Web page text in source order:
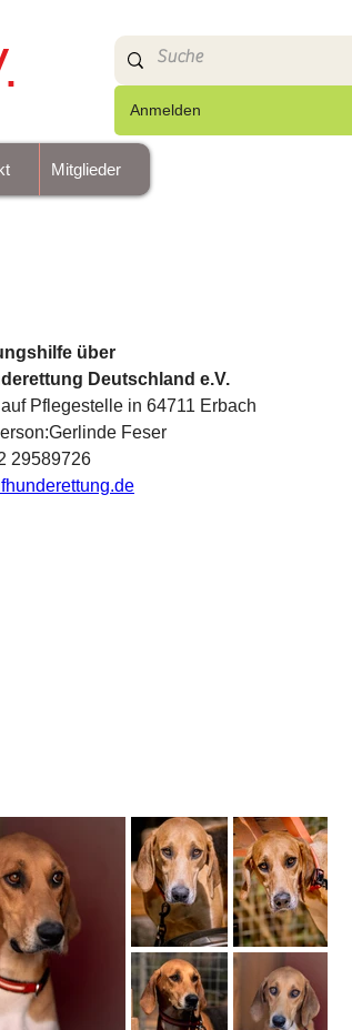
Anmelden
Mitglieder
über
Deutschland e.V.
Pflegestelle in 64711 Erbach
Feser
29589726